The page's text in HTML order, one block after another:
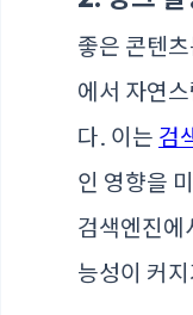
좋은 콘텐
에서 자연
다. 이는 검
인 영향을
검색엔진에
능성이 커